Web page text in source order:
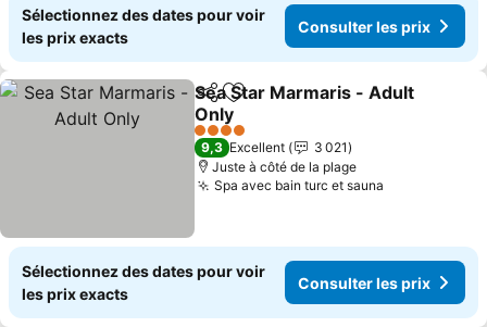
Sélectionnez des dates pour voir
les prix exacts
Consulter les prix
PartagerAjouter à mes favoris
Sea Star Marmaris - Adult
Only
4 Étoiles
9,3 Excellent
3 021
Juste à côté de la plage
Spa avec bain turc et sauna
Sélectionnez des dates pour voir
les prix exacts
Consulter les prix